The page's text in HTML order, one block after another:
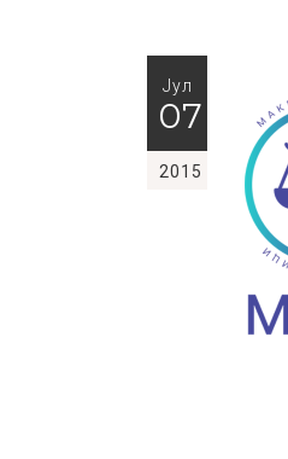
Јул
07
2015